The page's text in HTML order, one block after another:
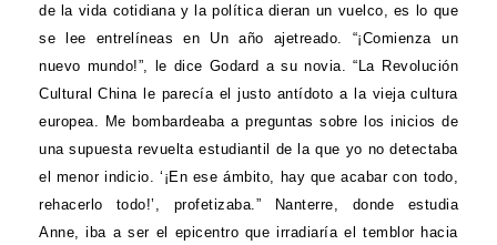
de la vida cotidiana y la política dieran un vuelco, es lo que
se lee entrelíneas en Un año ajetreado. “¡Comienza un
nuevo mundo!”, le dice Godard a su novia. “La Revolución
Cultural China le parecía el justo antídoto a la vieja cultura
europea. Me bombardeaba a preguntas sobre los inicios de
una supuesta revuelta estudiantil de la que yo no detectaba
el menor indicio. ‘¡En ese ámbito, hay que acabar con todo,
rehacerlo todo!’, profetizaba.” Nanterre, donde estudia
Anne, iba a ser el epicentro que irradiaría el temblor hacia